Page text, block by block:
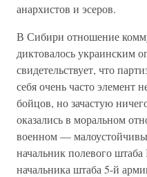
анархистов и эсеров.
В Сибири отношение
диктовалось украинским
свидетельствует, что
себя очень часто элемент
бойцов, но зачастую
оказались в моральном
военном —
начальник полевого
начальника штаба 5-й